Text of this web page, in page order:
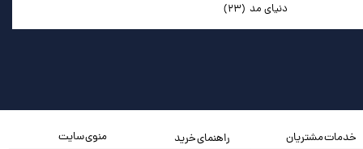
دنیای مد (۲۳)
راهنمای خرید خدمات مشتریان منوی سایت